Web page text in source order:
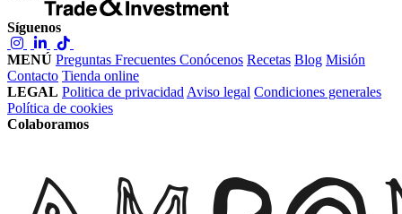
Síguenos
MENÚ Preguntas Frecuentes Conócenos Recetas Blog Misión
Contacto Tienda online
LEGAL Politica de privacidad Aviso legal Condiciones generales
Política de cookies
Colaboramos